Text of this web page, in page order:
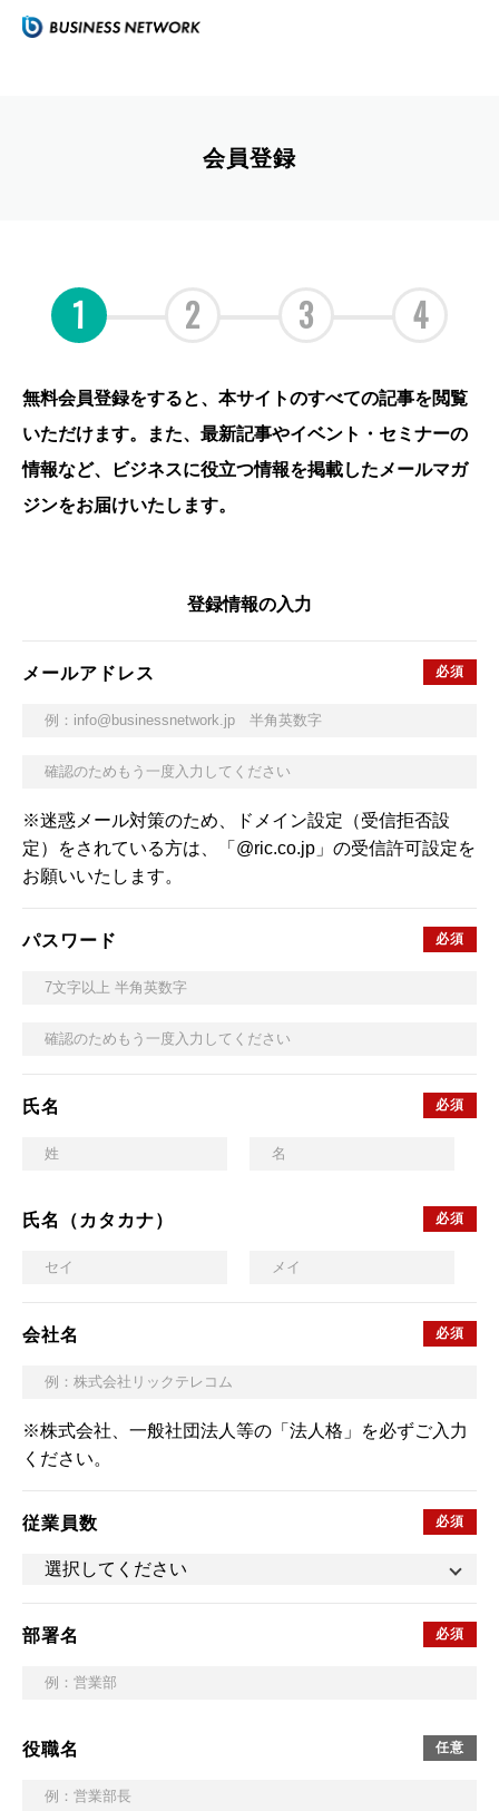
会員登録
1 2 3 4
無料会員登録をすると、本サイトのすべての記事を閲覧
いただけます。また、最新記事やイベント・セミナーの
情報など、ビジネスに役立つ情報を掲載したメールマガ
ジンをお届けいたします。
登録情報の入力
メールアドレス
※迷惑メール対策のため、ドメイン設定（受信拒否設
定）をされている方は、「@ric.co.jp」の受信許可設定を
お願いいたします。
パスワード
氏名
氏名（カタカナ）
会社名
※株式会社、一般社団法人等の「法人格」を必ずご入力
ください。
従業員数
部署名
役職名